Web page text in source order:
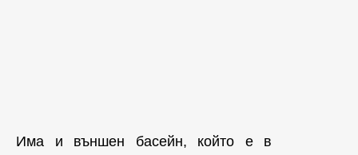
Има и външен басейн, който е в